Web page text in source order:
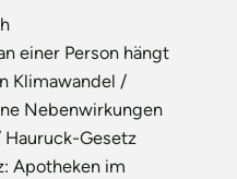
einer Person hängt
Klimawandel /
Nebenwirkungen
Gesetz
Apotheken im